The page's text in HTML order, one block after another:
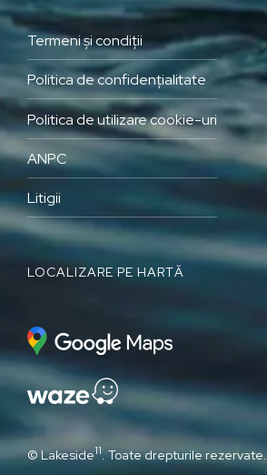
Termeni și condiții
Politica de confidențialitate
Politica de utilizare cookie-uri
ANPC
Litigii
LOCALIZARE PE HARTĂ
© Lakeside11. Toate drepturile rezervate.